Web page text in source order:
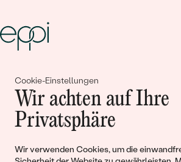
Cookie-Einstellungen
Wir achten auf Ihre
Privatsphäre
Wir verwenden Cookies, um die
Gemeinsam erschaffen
Geschichten von
Liebe